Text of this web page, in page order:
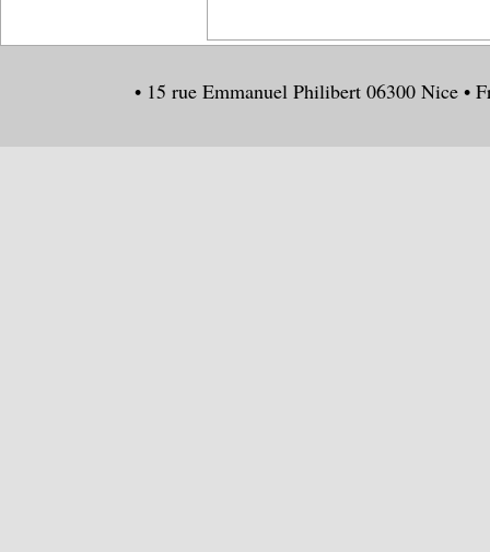
• 15 rue Emmanuel Philibert 06300 Nice •